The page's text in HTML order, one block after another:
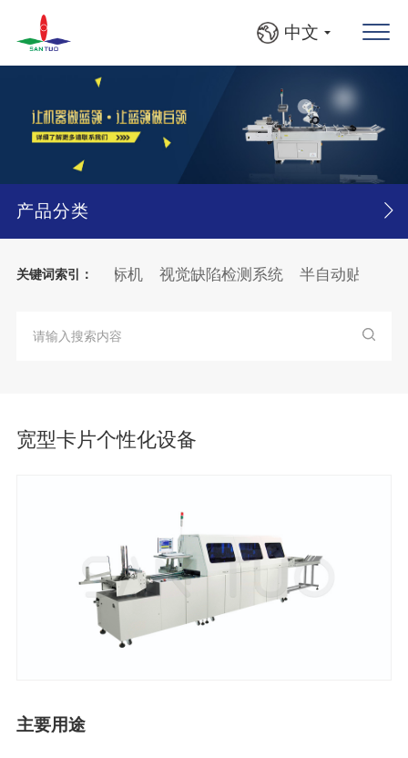
中文
产品分类
关键词索引：
标机 落地贴标机 视觉缺陷检测系统 半自动贴标机
宽型卡片个性化设备
主要用途